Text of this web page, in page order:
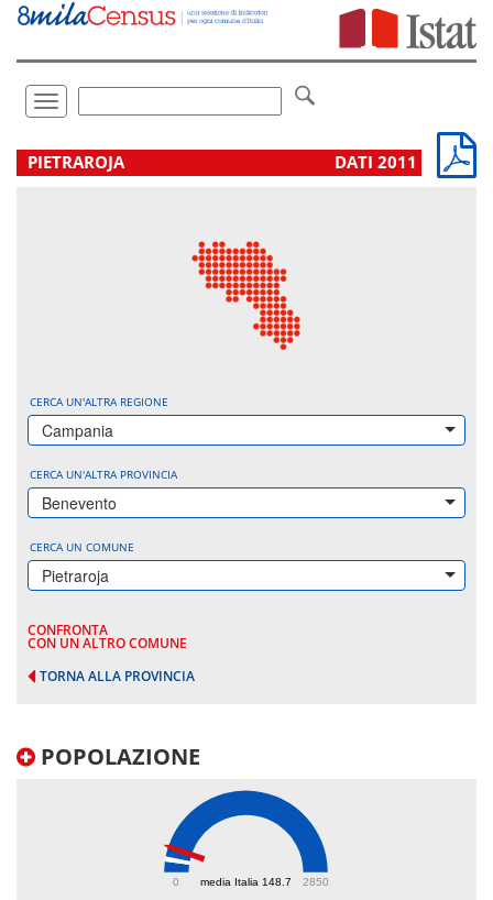
Vai
direttamente
Toggle
navigation
.
PIETRAROJA DATI 2011
CERCA UN'ALTRA REGIONE
Campania
CERCA UN'ALTRA PROVINCIA
Benevento
CERCA UN COMUNE
Pietraroja
CONFRONTA
CON UN ALTRO COMUNE
TORNA ALLA PROVINCIA
POPOLAZIONE
media Italia 148.7
0 2850